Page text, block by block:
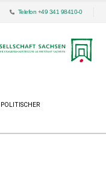
Telefon +49 341 98410-0